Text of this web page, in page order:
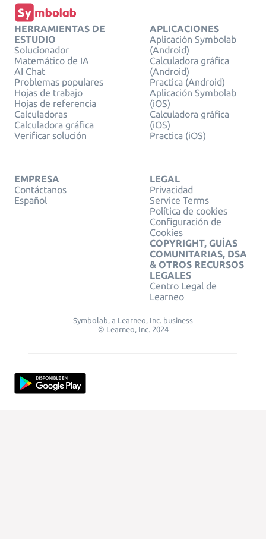
HERRAMIENTAS DE
ESTUDIO
Solucionador
Matemático de IA
AI Chat
Problemas populares
Hojas de trabajo
Hojas de referencia
Calculadoras
Calculadora gráfica
Verificar solución
APLICACIONES
Aplicación Symbolab
(Android)
Calculadora gráfica
(Android)
Practica (Android)
Aplicación Symbolab
(iOS)
Calculadora gráfica
(iOS)
Practica (iOS)
EMPRESA
Contáctanos
Español
LEGAL
Privacidad
Service Terms
Política de cookies
Configuración de
Cookies
COPYRIGHT, GUÍAS
COMUNITARIAS, DSA
& OTROS RECURSOS
LEGALES
Centro Legal de
Learneo
Symbolab, a Learneo, Inc. business
© Learneo, Inc. 2024